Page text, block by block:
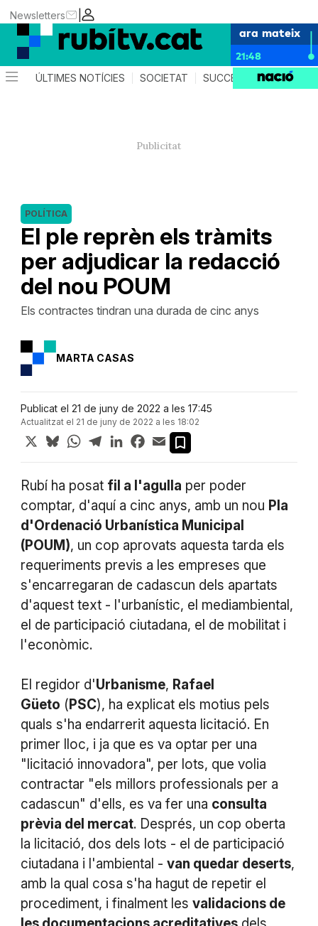
|
Newsletters
ara mateix
21:48
ÚLTIMES NOTÍCIES SOCIETAT SUCCESSOS
El ple reprèn els tràmits
per adjudicar la redacció
del nou POUM
POLÍTICA
Els contractes tindran una durada de cinc anys
MARTA CASAS
Publicat el 21 de juny de 2022 a les 17:45
Actualitzat el 21 de juny de 2022 a les 18:02
X BlueskyWhatsApp
TelegramLinkedInFacebook
Email
Rubí ha posat fil a l'agulla per poder
comptar, d'aquí a cinc anys, amb un nou Pla
d'Ordenació Urbanística Municipal
(POUM), un cop aprovats aquesta tarda els
requeriments previs a les empreses que
s'encarregaran de cadascun dels apartats
d'aquest text - l'urbanístic, el mediambiental,
el de participació ciutadana, el de mobilitat i
l'econòmic.
El regidor d'Urbanisme, Rafael
Güeto (PSC), ha explicat els motius pels
quals s'ha endarrerit aquesta licitació. En
primer lloc, i ja que es va optar per una
"licitació innovadora", per lots, que volia
contractar "els millors professionals per a
cadascun" d'ells, es va fer una consulta
prèvia del mercat. Després, un cop oberta
la licitació, dos dels lots - el de participació
ciutadana i l'ambiental - van quedar deserts,
amb la qual cosa s'ha hagut de repetir el
procediment, i finalment les validacions de